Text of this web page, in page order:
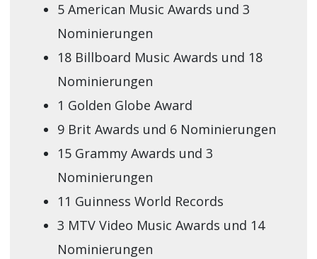
5 American Music Awards und 3
Nominierungen
18 Billboard Music Awards und 18
Nominierungen
1 Golden Globe Award
9 Brit Awards und 6 Nominierungen
15 Grammy Awards und 3
Nominierungen
11 Guinness World Records
3 MTV Video Music Awards und 14
Nominierungen